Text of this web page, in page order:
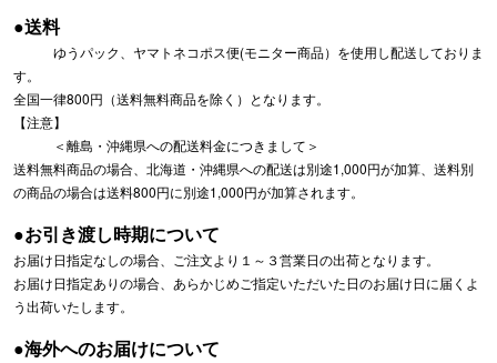
●送料
ゆうパック、ヤマトネコポス便(モニター商品）を使用し配送しておりま
す。
全国一律800円（送料無料商品を除く）となります。
【注意】
＜離島・沖縄県への配送料金につきまして＞
送料無料商品の場合、北海道・沖縄県への配送は別途1,000円が加算、送料別
の商品の場合は送料800円に別途1,000円が加算されます。
●お引き渡し時期について
お届け日指定なしの場合、ご注文より１～３営業日の出荷となります。
お届け日指定ありの場合、あらかじめご指定いただいた日のお届け日に届くよ
う出荷いたします。
●海外へのお届けについて